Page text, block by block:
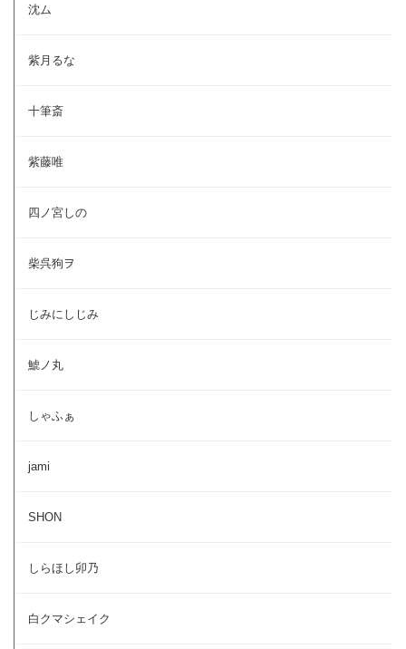
沈ム
紫月るな
十筆斎
紫藤唯
四ノ宮しの
柴呉狗ヲ
じみにしじみ
鯱ノ丸
しゃふぁ
jami
SHON
しらほし卯乃
白クマシェイク